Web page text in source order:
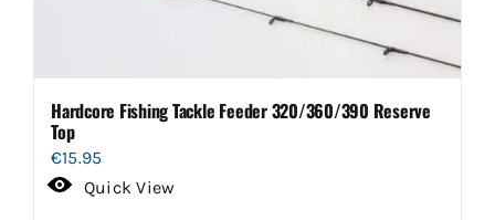
Hardcore Fishing Tackle Feeder 320/360/390 Reserve
Top
€15.95
Quick View